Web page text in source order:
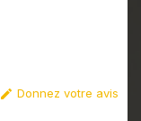
 Donnez votre avis